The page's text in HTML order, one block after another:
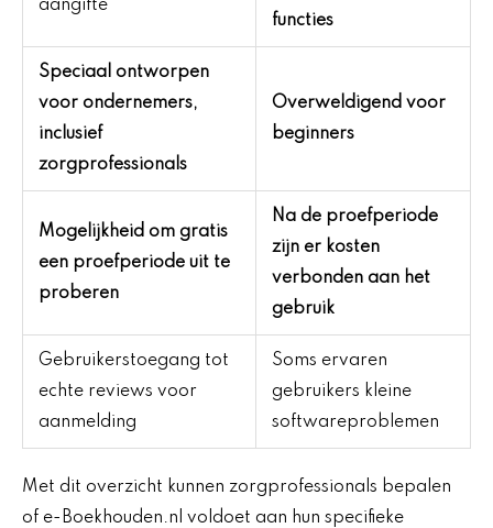
aangifte
functies
Speciaal ontworpen
voor ondernemers,
inclusief
zorgprofessionals
Overweldigend voor
beginners
Mogelijkheid om gratis
een proefperiode uit te
proberen
Na de proefperiode
zijn er kosten
verbonden aan het
gebruik
Gebruikerstoegang tot
echte reviews voor
aanmelding
Soms ervaren
gebruikers kleine
softwareproblemen
Met dit overzicht kunnen zorgprofessionals bepalen
of e-Boekhouden.nl voldoet aan hun specifieke